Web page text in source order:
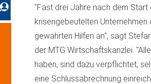
"Fast drei Jahre nach dem
krisengebeutelten
gewährten Hilfen an", sagt
der MTG Wirtschaftskanzlei.
haben, sind dazu verpflichtet,
eine Schlussabrechnung